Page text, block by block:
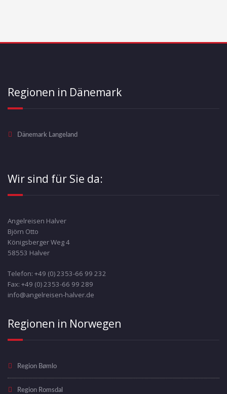
Regionen in Dänemark
Dänemark Langeland
Wir sind für Sie da:
Angelreisen Halver
Björn Otto
Königsberger Weg 4
58553 Halver
Telefon: +49 (0) 2353-66 99 232
Fax: +49 (0) 2353-66 99 289
info@angelreisen-halver.de
Regionen in Norwegen
Region Bømlo
Region Romsdal